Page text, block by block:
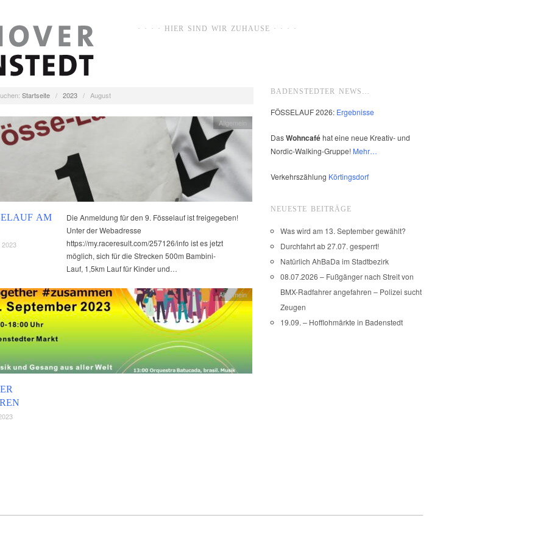
· · · · HIER SIND WIR ZUHAUSE · · · ·
Startseite / 2023 / August
AM
Allgemein
Die Anmeldung für den 9. Fösselauf ist freigegeben!
Unter der Webadresse
https://my.raceresult.com/257126/info ist es jetzt
möglich, sich für die Strecken 500m Bambini-
Lauf, 1,5km Lauf für Kinder und…
Allgemein
BADENSTEDTER NEWS…
FÖSSELAUF 2026: Ergebnisse
DasWohncaféhat eine neue Kreativ- und
Nordic-Walking-Gruppe! Mehr…
Verkehrszählung Körtingsdorf
NEUESTE BEITRÄGE
Was wird am 13. September gewählt?
Durchfahrt ab 27.07. gesperrt!
Natürlich AhBaDa im Stadtbezirk
08.07.2026 – Fußgänger nach Streit von
BMX-Radfahrer angefahren – Polizei sucht
Zeugen
19.09. – Hofflohmärkte in Badenstedt